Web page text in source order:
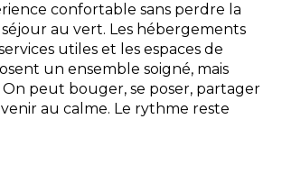
confortable sans perdre la
séjour au vert. Les hébergements
utiles et les espaces de
un ensemble soigné, mais
On peut bouger, se poser, partager
au calme. Le rythme reste